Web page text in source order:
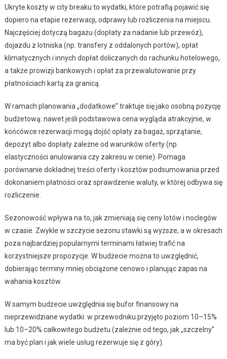
Ukryte koszty w city breaku to wydatki, które potrafią pojawić się
dopiero na etapie rezerwacji, odprawy lub rozliczenia na miejscu.
Najczęściej dotyczą bagażu (dopłaty za nadanie lub przewóz),
dojazdu z lotniska (np. transfery z oddalonych portów), opłat
klimatycznych i innych dopłat doliczanych do rachunku hotelowego,
a także prowizji bankowych i opłat za przewalutowanie przy
płatnościach kartą za granicą.
W ramach planowania „dodatkowe” traktuje się jako osobną pozycję
budżetową: nawet jeśli podstawowa cena wygląda atrakcyjnie, w
końcówce rezerwacji mogą dojść opłaty za bagaż, sprzątanie,
depozyt albo dopłaty zależne od warunków oferty (np.
elastyczności anulowania czy zakresu w cenie). Pomaga
porównanie dokładnej treści oferty i kosztów podsumowania przed
dokonaniem płatności oraz sprawdzenie waluty, w której odbywa się
rozliczenie.
Sezonowość wpływa na to, jak zmieniają się ceny lotów i noclegów
w czasie. Zwykle w szczycie sezonu stawki są wyższe, a w okresach
poza najbardziej popularnymi terminami łatwiej trafić na
korzystniejsze propozycje. W budżecie można to uwzględnić,
dobierając terminy mniej obciążone cenowo i planując zapas na
wahania kosztów.
W samym budżecie uwzględnia się bufor finansowy na
nieprzewidziane wydatki: w przewodniku przyjęto poziom 10–15%
lub 10–20% całkowitego budżetu (zależnie od tego, jak „szczelny”
ma być plan i jak wiele usług rezerwuje się z góry).